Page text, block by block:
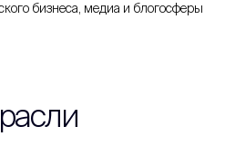
бизнеса, медиа и блогосферы